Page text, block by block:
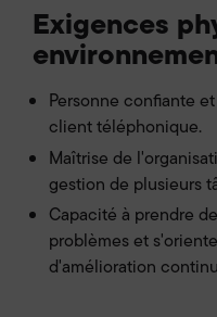
Exigences
Personne confiante
client téléphonique.
Maîtrise de
gestion de plusieurs
Capacité à prendre
problèmes et
d'amélioration